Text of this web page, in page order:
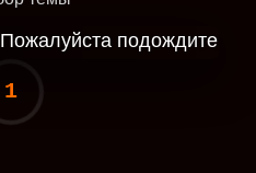
Пожалуйста подождите
1